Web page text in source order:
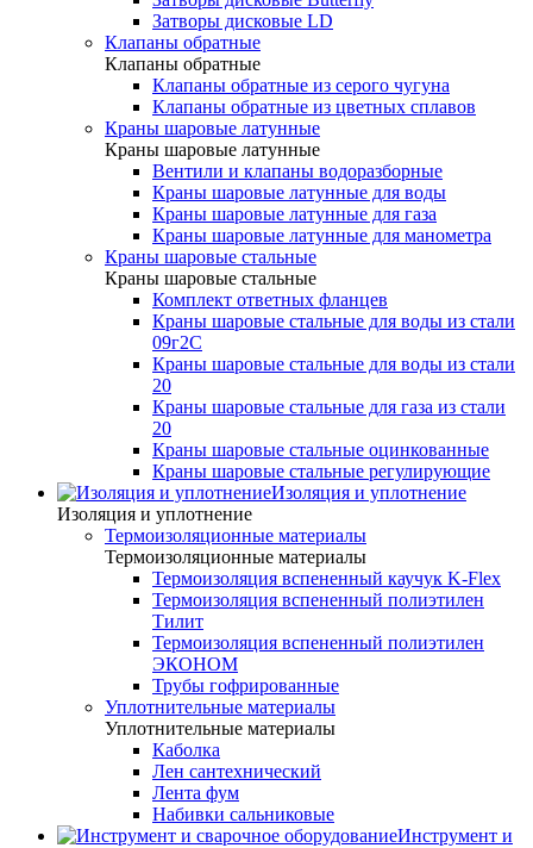
Затворы дисковые LD
Клапаны обратные
Клапаны обратные
Клапаны обратные из серого чугуна
Клапаны обратные из цветных сплавов
Краны шаровые латунные
Краны шаровые латунные
Вентили и клапаны водоразборные
Краны шаровые латунные для воды
Краны шаровые латунные для газа
Краны шаровые латунные для манометра
Краны шаровые стальные
Краны шаровые стальные
Комплект ответных фланцев
Краны шаровые стальные для воды из стали
09г2С
Краны шаровые стальные для воды из стали
20
Краны шаровые стальные для газа из стали
20
Краны шаровые стальные оцинкованные
Краны шаровые стальные регулирующие
Изоляция и уплотнение
Изоляция и уплотнение
Термоизоляционные материалы
Термоизоляционные материалы
Термоизоляция вспененный каучук K-Flex
Термоизоляция вспененный полиэтилен
Тилит
Термоизоляция вспененный полиэтилен
ЭКОНОМ
Трубы гофрированные
Уплотнительные материалы
Уплотнительные материалы
Каболка
Лен сантехнический
Лента фум
Набивки сальниковые
Инструмент и